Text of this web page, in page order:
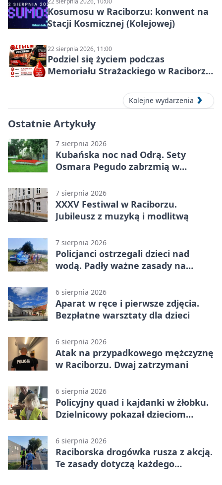
Kosumosu w Raciborzu: konwent na
Stacji Kosmicznej (Kolejowej)
22 sierpnia 2026, 11:00
Podziel się życiem podczas
Memoriału Strażackiego w Raciborzu
Kolejne wydarzenia
Ostatnie Artykuły
7 sierpnia 2026
Kubańska noc nad Odrą. Sety
Osmara Pegudo zabrzmią w
7 sierpnia 2026
XXXV Festiwal w Raciborzu.
Jubileusz z muzyką i modlitwą
7 sierpnia 2026
Policjanci ostrzegali dzieci nad
wodą. Padły ważne zasady na
6 sierpnia 2026
Aparat w ręce i pierwsze zdjęcia.
Bezpłatne warsztaty dla dzieci
6 sierpnia 2026
Atak na przypadkowego mężczyznę
w Raciborzu. Dwaj zatrzymani
6 sierpnia 2026
Policyjny quad i kajdanki w żłobku.
Dzielnicowy pokazał dzieciom
6 sierpnia 2026
Raciborska drogówka rusza z akcją.
Te zasady dotyczą każdego